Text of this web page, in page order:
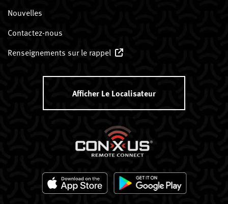
Nouvelles
Contactez-nous
Renseignements sur le rappel
Afficher Le Localisateur